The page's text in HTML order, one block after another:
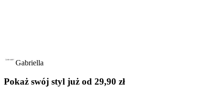
Gabriella
Pokaż swój styl już od 29,90 zł